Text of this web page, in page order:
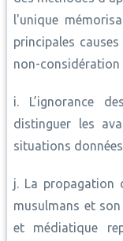
l'unique
principales
non-considération
i. L’ignorance
distinguer les
situations
j. La propagation
musulmans et
et médiatique